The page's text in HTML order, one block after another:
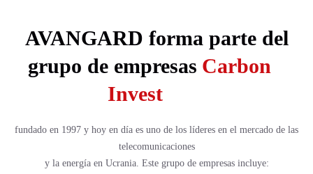
AVANGARD forma parte del
grupo de empresas Carbon
Invest
fundado en 1997 y hoy en día es uno de los líderes en el mercado de las
telecomunicaciones
y la energía en Ucrania. Este grupo de empresas incluye: